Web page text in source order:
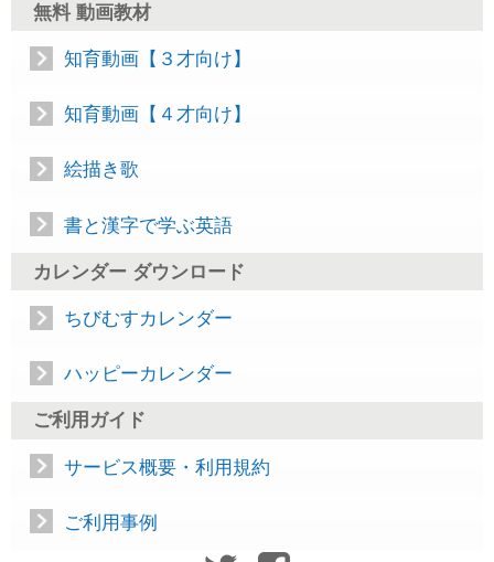
無料 動画教材
知育動画【３才向け】
知育動画【４才向け】
絵描き歌
書と漢字で学ぶ英語
カレンダー ダウンロード
ちびむすカレンダー
ハッピーカレンダー
ご利用ガイド
サービス概要・利用規約
ご利用事例